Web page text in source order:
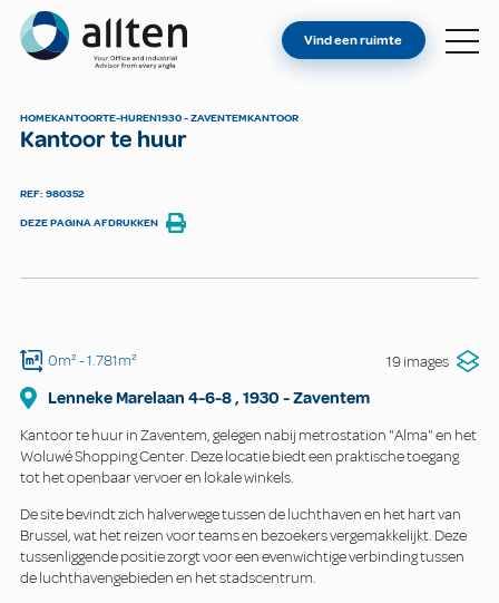
Allten
VIND EEN RUIMTE
Vind een ruimte
HOMEKANTOORTE-HUREN1930 - ZAVENTEMKANTOOR
Kantoor te huur
REF: 980352
DEZE PAGINA AFDRUKKEN
0m²- 1.781m² 19 images
Lenneke Marelaan 4-6-8, 1930 -Zaventem
Kantoor te huur in Zaventem, gelegen nabij metrostation "Alma" en het
Woluwé Shopping Center. Deze locatie biedt een praktische toegang
tot het openbaar vervoer en lokale winkels.
De site bevindt zich halverwege tussen de luchthaven en het hart van
Brussel, wat het reizen voor teams en bezoekers vergemakkelijkt. Deze
tussenliggende positie zorgt voor een evenwichtige verbinding tussen
de luchthavengebieden en het stadscentrum.